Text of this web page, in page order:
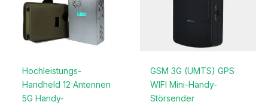
Hochleistungs-
Handheld 12 Antennen
5G Handy-
GSM 3G (UMTS) GPS
WIFI Mini-Handy-
Störsender